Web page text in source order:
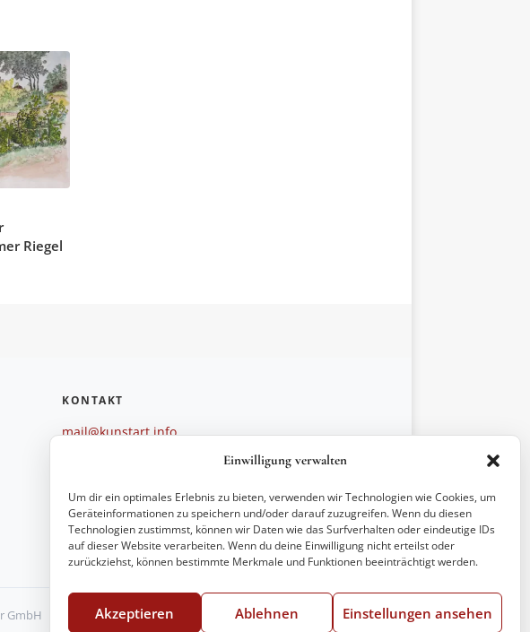
Einwilligung verwalten
Um dir ein optimales Erlebnis zu bieten, verwenden wir Technologien wie Cookies, um
Geräteinformationen zu speichern und/oder darauf zuzugreifen. Wenn du diesen
Technologien zustimmst, können wir Daten wie das Surfverhalten oder eindeutige IDs
auf dieser Website verarbeiten. Wenn du deine Einwilligung nicht erteilst oder
zurückziehst, können bestimmte Merkmale und Funktionen beeinträchtigt werden.
Akzeptieren Ablehnen Einstellungen ansehen
Riegel
KONTAKT
mail@kunstart.info
GmbH